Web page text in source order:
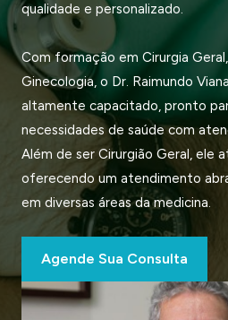
qualidade e personalizado.
Com formação em Cirurgia
Ginecologia, o Dr. Raimundo
altamente capacitado, pronto
necessidades de saúde com
Além de ser Cirurgião Geral, ele
oferecendo um atendimento
em diversas áreas da medicina.
Agende Sua Consulta